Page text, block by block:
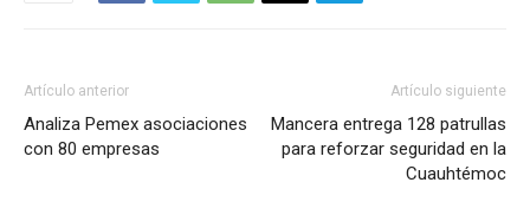
Artículo anterior
Analiza Pemex asociaciones
con 80 empresas
Artículo siguiente
Mancera entrega 128 patrullas
para reforzar seguridad en la
Cuauhtémoc